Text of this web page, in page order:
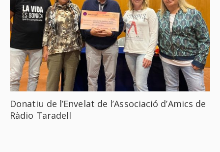
Donatiu de l’Envelat de l’Associació d’Amics de
Ràdio Taradell